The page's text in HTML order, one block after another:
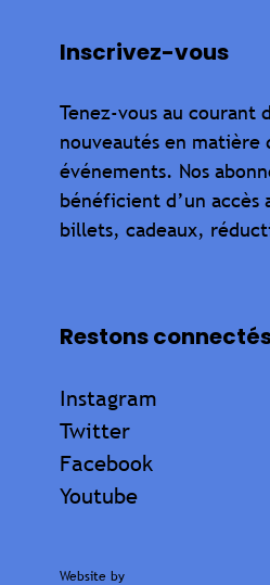
Inscrivez-vous
Tenez-vous au courant
nouveautés en matière
événements. Nos
bénéficient d’un accès
billets, cadeaux,
Restons
Instagram
Twitter
Facebook
Youtube
Website by